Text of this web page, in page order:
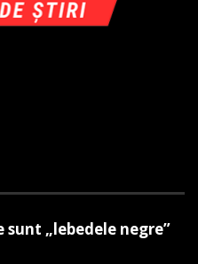
sunt „lebedele negre”